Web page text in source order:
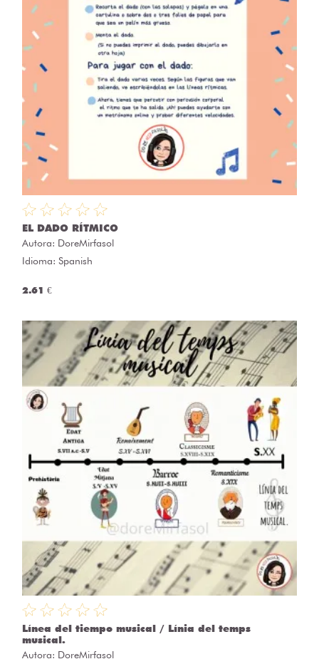
EL DADO RÍTMICO
Autora: DoreMirfasol
Idioma: Spanish
2.61 €
Línea del tiempo musical / Línia del temps
musical.
Autora: DoreMirfasol